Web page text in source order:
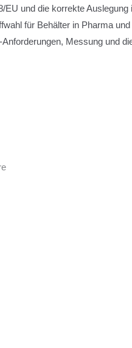
und die korrekte Auslegung
für Behälter in Pharma
Messung und